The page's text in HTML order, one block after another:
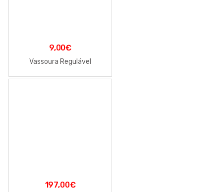
9,00€
Vassoura Regulável
197,00€